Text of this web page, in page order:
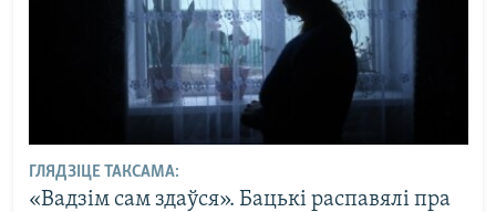
ГЛЯДЗІЦЕ ТАКСАМА:
«Вадзім сам здаўся». Бацькі распавялі пра